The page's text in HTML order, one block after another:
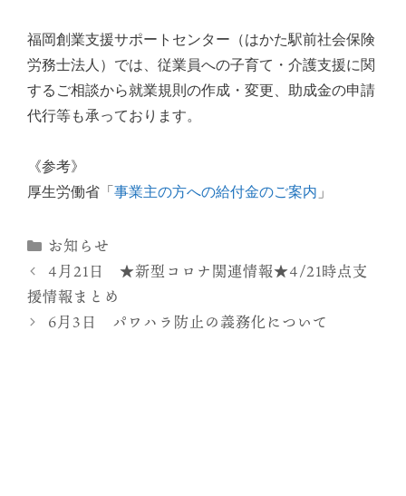
福岡創業支援サポートセンター（はかた駅前社会保険
労務士法人）では、従業員への子育て・介護支援に関
するご相談から就業規則の作成・変更、助成金の申請
代行等も承っております。
《参考》
厚生労働省「事業主の方への給付金のご案内 」
カ
テ
ゴ
リ
ー
お知らせ
4月21日 ★新型コロナ関連情報★4/21時点支
援情報まとめ
6月3日 パワハラ防止の義務化について